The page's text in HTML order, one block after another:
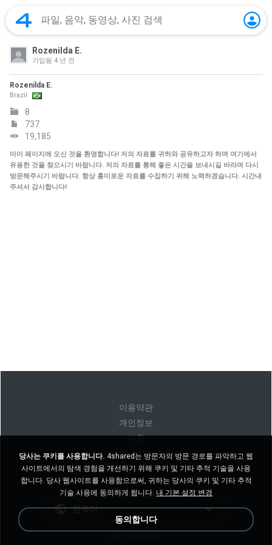
Rozenilda E.
가입됨 4 년 전
Rozenilda E.
Brazil
8
737
19,185
마이 페이지에 오신 것을 환영합니다! 저의 자료를 귀하와 공유하고자 하며 여기에서
유용한 것을 찾으시기 바랍니다. 저의 자료를 통해 좋은 시간을 보내시길 바라며 다시
방문해주시기 바랍니다. 항상 흥미로운 자료를 수집하기 위해 노력하겠습니다. 시간내
주셔서 감사합니다!
이용약관
개인정보
지원
내 개인 정보를 판매하지 마십시오
내 개인 정보를 공유하지 마십시오
한국어
당사는 쿠키를 사용합니다. 4shared는 방문자의 방문 경로를 파악하고 웹
사이트에서의 탐색 경험을 개선하기 위해 쿠키 및 기타 추적 기술을 사용
합니다. 당사 웹사이트를 사용함으로써, 귀하는 당사의 쿠키 및 기타 추적
기술 사용에 동의하게 됩니다. 내 기본 설정 변경
동의합니다